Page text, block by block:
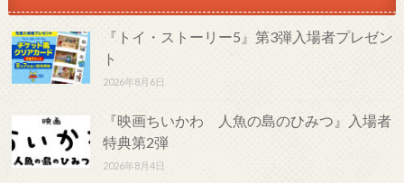
『トイ・ストーリー5』第3弾入場者プレゼン
ト
2026年8月6日
『映画ちいかわ 人魚の島のひみつ』入場者
特典第2弾
2026年8月4日